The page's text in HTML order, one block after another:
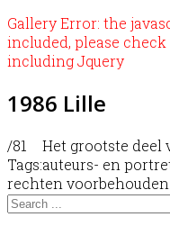
Gallery Error: the
included, please
including Jquery
1986 Lille
/81
Tags:
Het grootste deel
auteurs- en
rechten